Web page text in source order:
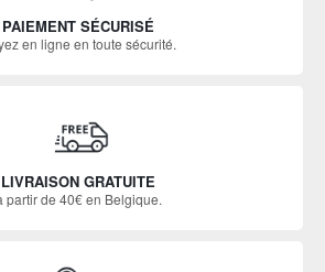
PAIEMENT SÉCURISÉ
en ligne en toute sécurité.
LIVRAISON GRATUITE
partir de 40€ en Belgique.